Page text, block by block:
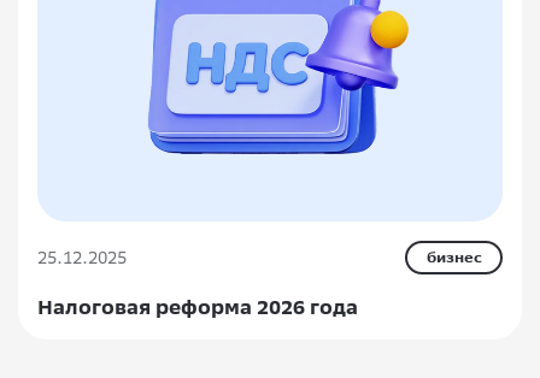
25.12.2025 бизнес
Налоговая реформа 2026 года